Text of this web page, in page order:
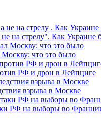
на стрелу". Как Украине
Москву: что это было
РФ и дрон в Лейпциге
взрыва в Москве
РФ на выборы во